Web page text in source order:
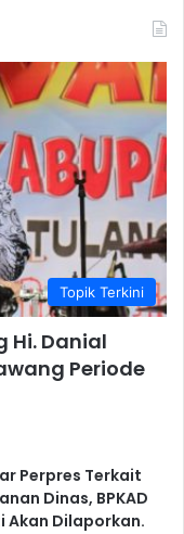
Topik Terkini
Hi. Danial
Periode
Perpres Terkait
Dinas, BPKAD
Akan Dilaporkan.